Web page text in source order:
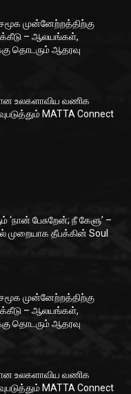
முன்னேற்றத்திற்கு
– ஆலயங்கள்,
தொடரும் ஆதரவு
உலகளாவிய வணிக
MATTA Connect
பேசுறேன்; நீ கேளு’ –
முறையாக தீபக்கின் Soul
முன்னேற்றத்திற்கு
– ஆலயங்கள்,
தொடரும் ஆதரவு
உலகளாவிய வணிக
MATTA Connect